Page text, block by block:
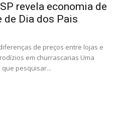
revela economia de
de Dia dos Pais
de preços entre lojas e
em churrascarias Uma
pesquisar...